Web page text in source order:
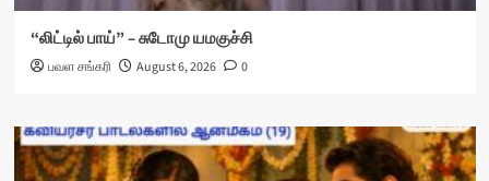
“லிட்டில் பாய்” – சுடோமு யமகுச்சி
பவள சங்கரி August 6, 2026 0